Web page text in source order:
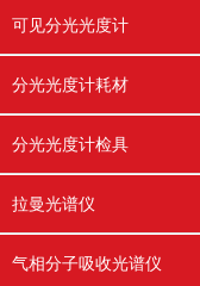
可见分光光度计
分光光度计耗材
分光光度计检具
拉曼光谱仪
气相分子吸收光谱仪